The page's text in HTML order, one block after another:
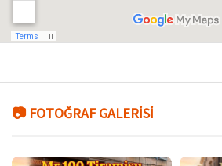
📷 FOTOĞRAF GALERİSİ